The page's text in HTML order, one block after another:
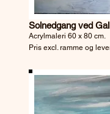
Solnedgang ved
Acrylmaleri 60 x 80 cm.
Pris excl. ramme og